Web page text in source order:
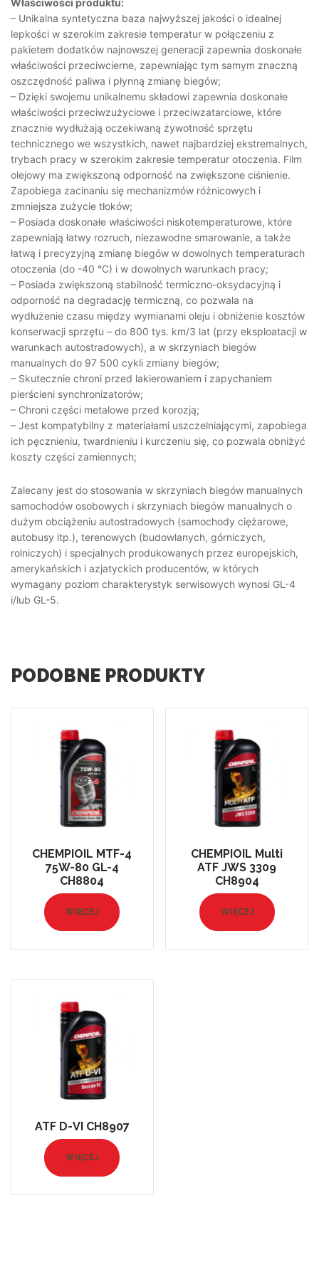
– Unikalna syntetyczna baza najwyższej jakości o idealnej
lepkości w szerokim zakresie temperatur w połączeniu z
pakietem dodatków najnowszej generacji zapewnia doskonałe
właściwości przeciwcierne, zapewniając tym samym znaczną
oszczędność paliwa i płynną zmianę biegów;
– Dzięki swojemu unikalnemu składowi zapewnia doskonałe
właściwości przeciwzużyciowe i przeciwzatarciowe, które
znacznie wydłużają oczekiwaną żywotność sprzętu
technicznego we wszystkich, nawet najbardziej ekstremalnych,
trybach pracy w szerokim zakresie temperatur otoczenia. Film
olejowy ma zwiększoną odporność na zwiększone ciśnienie.
Zapobiega zacinaniu się mechanizmów różnicowych i
zmniejsza zużycie tłoków;
– Posiada doskonałe właściwości niskotemperaturowe, które
zapewniają łatwy rozruch, niezawodne smarowanie, a także
łatwą i precyzyjną zmianę biegów w dowolnych temperaturach
otoczenia (do -40 °C) i w dowolnych warunkach pracy;
– Posiada zwiększoną stabilność termiczno-oksydacyjną i
odporność na degradację termiczną, co pozwala na
wydłużenie czasu między wymianami oleju i obniżenie kosztów
konserwacji sprzętu – do 800 tys. km/3 lat (przy eksploatacji w
warunkach autostradowych), a w skrzyniach biegów
manualnych do 97 500 cykli zmiany biegów;
– Skutecznie chroni przed lakierowaniem i zapychaniem
pierścieni synchronizatorów;
– Chroni części metalowe przed korozją;
– Jest kompatybilny z materiałami uszczelniającymi, zapobiega
ich pęcznieniu, twardnieniu i kurczeniu się, co pozwala obniżyć
koszty części zamiennych;
Zalecany jest do stosowania w skrzyniach biegów manualnych
samochodów osobowych i skrzyniach biegów manualnych o
dużym obciążeniu autostradowych (samochody ciężarowe,
autobusy itp.), terenowych (budowlanych, górniczych,
rolniczych) i specjalnych produkowanych przez europejskich,
amerykańskich i azjatyckich producentów, w których
wymagany poziom charakterystyk serwisowych wynosi GL-4
i/lub GL-5.
PODOBNE PRODUKTY
CHEMPIOIL MTF-4
75W-80 GL-4
CH8804
WIĘCEJ
CHEMPIOIL Multi
ATF JWS 3309
CH8904
WIĘCEJ
ATF D-VI CH8907
WIĘCEJ